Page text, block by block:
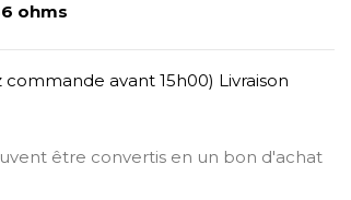
ohms
avant 15h00) Livraison
être convertis en un bon d'achat